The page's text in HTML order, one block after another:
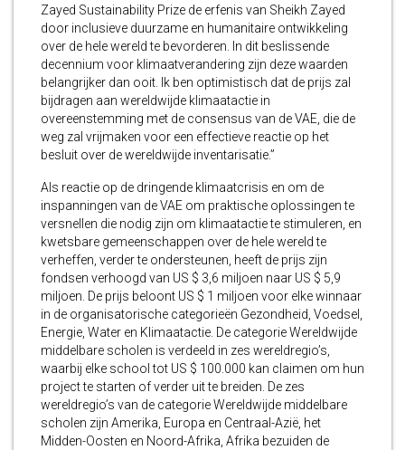
Zayed Sustainability Prize de erfenis van Sheikh Zayed
door inclusieve duurzame en humanitaire ontwikkeling
over de hele wereld te bevorderen. In dit beslissende
decennium voor klimaatverandering zijn deze waarden
belangrijker dan ooit. Ik ben optimistisch dat de prijs zal
bijdragen aan wereldwijde klimaatactie in
overeenstemming met de consensus van de VAE, die de
weg zal vrijmaken voor een effectieve reactie op het
besluit over de wereldwijde inventarisatie.”
Als reactie op de dringende klimaatcrisis en om de
inspanningen van de VAE om praktische oplossingen te
versnellen die nodig zijn om klimaatactie te stimuleren, en
kwetsbare gemeenschappen over de hele wereld te
verheffen, verder te ondersteunen, heeft de prijs zijn
fondsen verhoogd van US $ 3,6 miljoen naar US $ 5,9
miljoen. De prijs beloont US $ 1 miljoen voor elke winnaar
in de organisatorische categorieën Gezondheid, Voedsel,
Energie, Water en Klimaatactie. De categorie Wereldwijde
middelbare scholen is verdeeld in zes wereldregio’s,
waarbij elke school tot US $ 100.000 kan claimen om hun
project te starten of verder uit te breiden. De zes
wereldregio’s van de categorie Wereldwijde middelbare
scholen zijn Amerika, Europa en Centraal-Azië, het
Midden-Oosten en Noord-Afrika, Afrika bezuiden de